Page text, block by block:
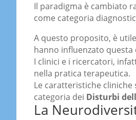
Il paradigma è cambiato
come categoria
A questo proposito, è
hanno influenzato questa
I clinici e i ricercatori,
nella pratica terapeutica.
Le caratteristiche
categoria dei Disturbi
La